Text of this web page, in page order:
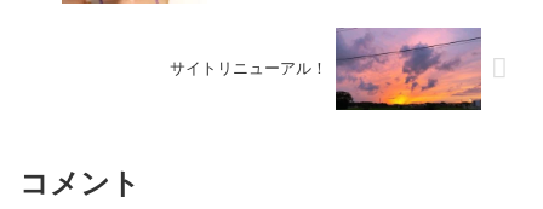
サイトリニューアル！
コメント